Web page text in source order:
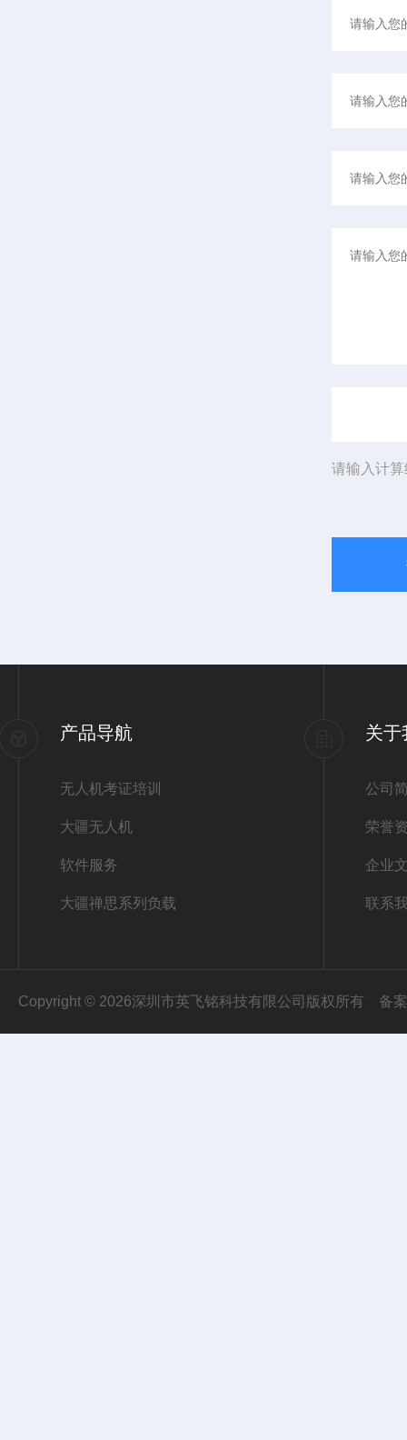
请输入计
产品导航
无人机考证培训
大疆无人机
软件服务
大疆禅思系列负载
关于
公司
荣誉
企业
联系
Copyright © 2026深圳市英飞铭科技有限公司版权所有 备